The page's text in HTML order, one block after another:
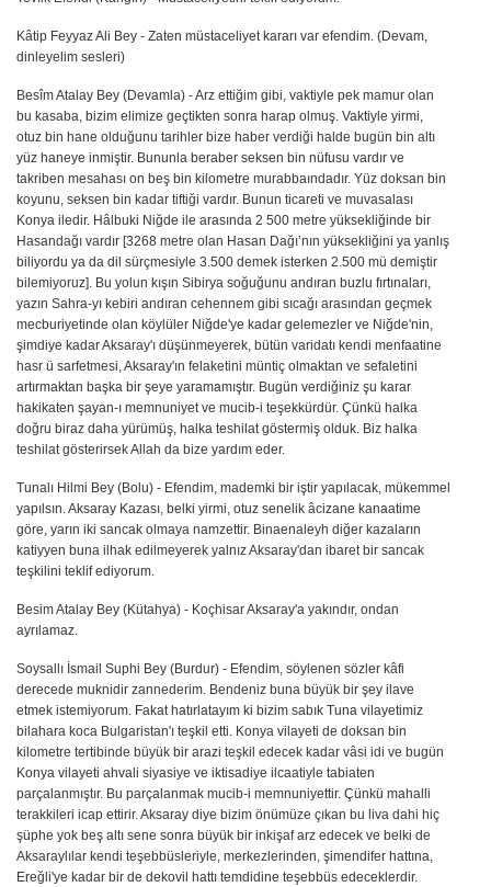
Kâtip Feyyaz Ali Bey - Zaten müstaceliyet kararı var efendim. (Devam,
dinleyelim sesleri)
Besîm Atalay Bey (Devamla) - Arz ettiğim gibi, vaktiyle pek mamur olan
bu kasaba, bizim elimize geçtikten sonra harap olmuş. Vaktiyle yirmi,
otuz bin hane olduğunu tarihler bize haber verdiği halde bugün bin altı
yüz haneye inmiştir. Bununla beraber seksen bin nüfusu vardır ve
takriben mesahası on beş bin kilometre murabbaındadır. Yüz doksan bin
koyunu, seksen bin kadar tiftiği vardır. Bunun ticareti ve muvasalası
Konya iledir. Hâlbuki Niğde ile arasında 2 500 metre yüksekliğinde bir
Hasandağı vardır [3268 metre olan Hasan Dağı’nın yüksekliğini ya yanlış
biliyordu ya da dil sürçmesiyle 3.500 demek isterken 2.500 mü demiştir
bilemiyoruz]. Bu yolun kışın Sibirya soğuğunu andıran buzlu fırtınaları,
yazın Sahra-yı kebiri andıran cehennem gibi sıcağı arasından geçmek
mecburiyetinde olan köylüler Niğde'ye kadar gelemezler ve Niğde'nin,
şimdiye kadar Aksaray'ı düşünmeyerek, bütün varidatı kendi menfaatine
hasr ü sarfetmesi, Aksaray'ın felaketini müntiç olmaktan ve sefaletini
artırmaktan başka bir şeye yaramamıştır. Bugün verdiğiniz şu karar
hakikaten şayan-ı memnuniyet ve mucib-i teşekkürdür. Çünkü halka
doğru biraz daha yürümüş, halka teshilat göstermiş olduk. Biz halka
teshilat gösterirsek Allah da bize yardım eder.
Tunalı Hilmi Bey (Bolu) - Efendim, mademki bir iştir yapılacak, mükemmel
yapılsın. Aksaray Kazası, belki yirmi, otuz senelik âcizane kanaatime
göre, yarın iki sancak olmaya namzettir. Binaenaleyh diğer kazaların
katiyyen buna ilhak edilmeyerek yalnız Aksaray'dan ibaret bir sancak
teşkilini teklif ediyorum.
Besim Atalay Bey (Kütahya) - Koçhisar Aksaray'a yakındır, ondan
ayrılamaz.
Soysallı İsmail Suphi Bey (Burdur) - Efendim, söylenen sözler kâfi
derecede muknidir zannederim. Bendeniz buna büyük bir şey ilave
etmek istemiyorum. Fakat hatırlatayım ki bizim sabık Tuna vilayetimiz
bilahara koca Bulgaristan'ı teşkil etti. Konya vilayeti de doksan bin
kilometre tertibinde büyük bir arazi teşkil edecek kadar vâsi idi ve bugün
Konya vilayeti ahvali siyasiye ve iktisadiye ilcaatiyle tabiaten
parçalanmıştır. Bu parçalanmak mucib-i memnuniyettir. Çünkü mahalli
terakkileri icap ettirir. Aksaray diye bizim önümüze çıkan bu liva dahi hiç
şüphe yok beş altı sene sonra büyük bir inkişaf arz edecek ve belki de
Aksaraylılar kendi teşebbüsleriyle, merkezlerinden, şimendifer hattına,
Ereğli'ye kadar bir de dekovil hattı temdidine teşebbüs edeceklerdir.